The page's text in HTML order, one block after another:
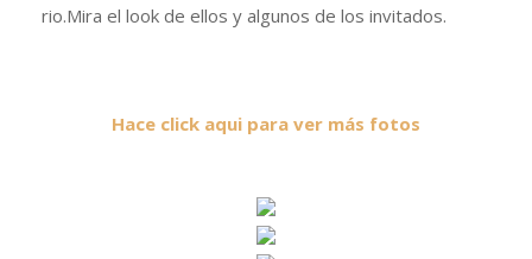
rio.Mira el look de ellos y algunos de los invitados.
Hace click aqui para ver más fotos